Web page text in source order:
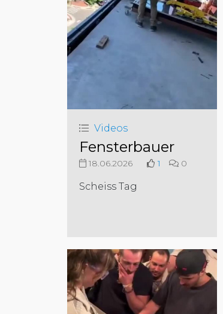
Videos
Fensterbauer
18.06.2026 1 0
Scheiss Tag